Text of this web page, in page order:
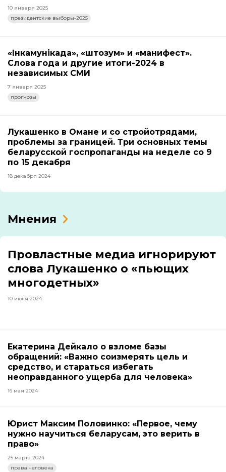
10 января 2025
президентские выборы-2025
«Інкамунікада», «штозум» и «манифест».
Слова года и другие итоги-2024 в
независимых СМИ
7 января 2025
прогнозы
Лукашенко в Омане и со стройотрядами,
проблемы за границей. Три основных темы
беларусской госпропаганды на неделе со 9
по 15 декабря
18 декабря 2024
Мнения
Провластные медиа игнорируют
слова Лукашенко о «пьющих
многодетных»
10 июля 2024
Екатерина Дейкало о взломе базы
обращений: «Важно соизмерять цель и
средство, и стараться избегать
неоправданного ущерба для человека»
16 мая 2024
Юрист Максим Половинко: «Первое, чему
нужно научиться беларусам, это верить в
право»
25 марта 2024
права человека